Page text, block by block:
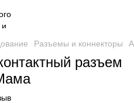
Разъемы и коннекторы
разъем